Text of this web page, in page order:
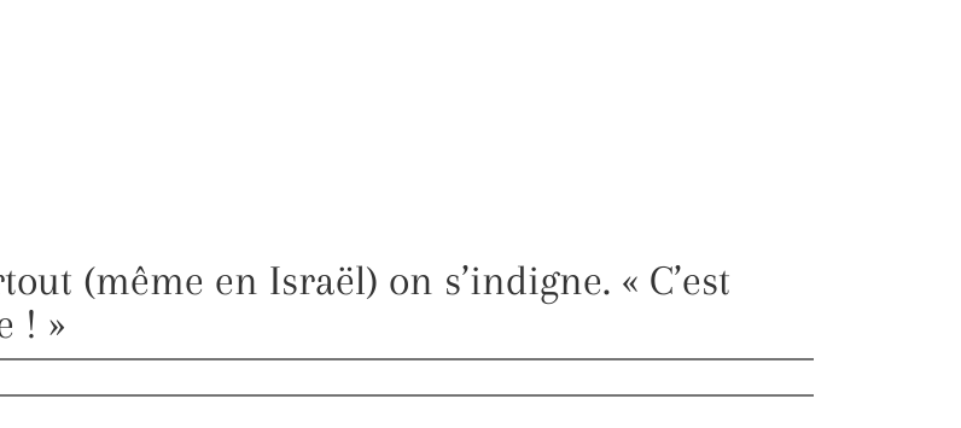
(même en Israël) on s’indigne. « C’est
! »